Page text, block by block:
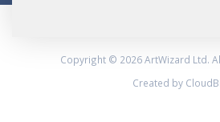
Copyright © 2026 ArtWizard Ltd.
Created by